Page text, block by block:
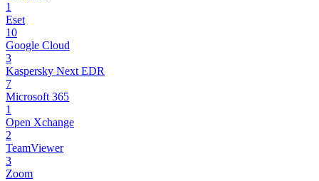
1
Eset
10
Google Cloud
3
Kaspersky Next EDR
7
Microsoft 365
1
Open Xchange
2
TeamViewer
3
Zoom